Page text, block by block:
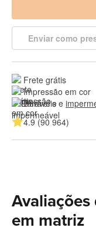
Enviar como
Frete grátis
Impressão em cor
Duráveis e
4.9 (90 964)
Avaliações
em matriz